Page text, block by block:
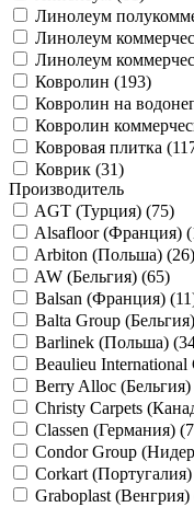
Линолеум
Линолеум
Линолеум
Ковролин (193)
Ковролин на
Ковролин
Ковровая плитка (
Коврик (31)
Производитель
AGT (Турция) (75)
Alsafloor (Франция) (
Arbiton (Польша) (26)
AW (Бельгия) (65)
Balsan (Франция) (11
Balta Group
Barlinek (Польша) (
Beaulieu International
Berry Alloc (Бельгия)
Christy Carpets
Classen (Германия) (
Condor Group
Corkart
Graboplast (Венгрия)